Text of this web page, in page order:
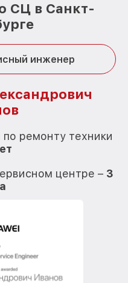
СЦ в Санкт-
инженер
ремонту техники
центре – 3